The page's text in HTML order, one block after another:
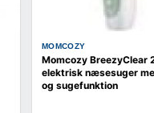
MOMCOZY
Momcozy BreezyClear
elektrisk næsesuger
og sugefunktion